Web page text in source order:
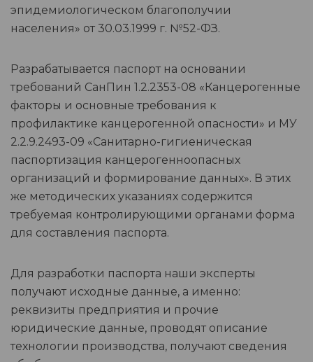
эпидемиологическом благополучии
населения» от 30.03.1999 г. №52-ФЗ.
Разрабатывается паспорт на основании
требований СанПин 1.2.2353-08 «Канцерогенные
факторы и основные требования к
профилактике канцерогенной опасности» и МУ
2.2.9.2493-09 «Санитарно-гигиеническая
паспортизация канцерогенноопасных
организаций и формирование данных». В этих
же методических указаниях содержится
требуемая контролирующими органами форма
для составления паспорта.
Для разработки паспорта наши эксперты
получают исходные данные, а именно:
реквизиты предприятия и прочие
юридические данные, проводят описание
технологии производства, получают сведения